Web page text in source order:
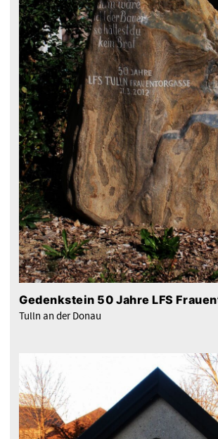
Gedenkstein 50 Jahre LFS
Tulln an der Donau